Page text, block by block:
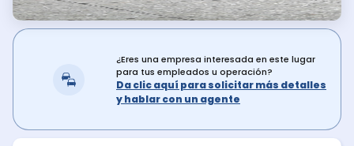
¿Eres una empresa interesada en este lugar
para tus empleados u operación?
Da clic aquí para solicitar más detalles
y hablar con un agente